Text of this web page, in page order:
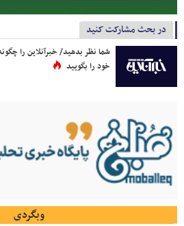
در بحث مشارکت کنید
شما نظر بدهید/ خبرآنلاین را
خود را بگویید
وبگردی